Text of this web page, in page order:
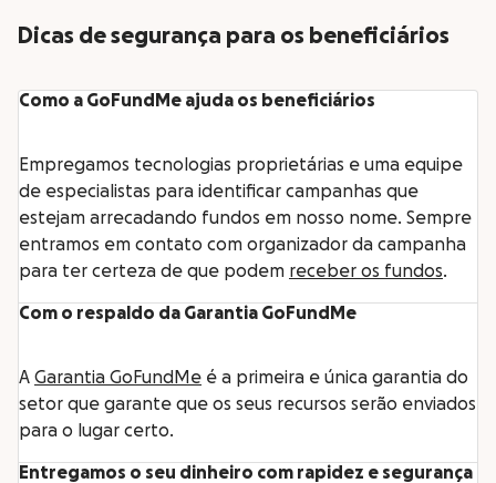
Dicas de segurança para os beneficiários
Como a GoFundMe ajuda os beneficiários
Empregamos tecnologias proprietárias e uma equipe
de especialistas para identificar campanhas que
estejam arrecadando fundos em nosso nome. Sempre
entramos em contato com organizador da campanha
para ter certeza de que podem receber os fundos.
Com o respaldo da Garantia GoFundMe
A Garantia GoFundMe é a primeira e única garantia do
setor que garante que os seus recursos serão enviados
para o lugar certo.
Entregamos o seu dinheiro com rapidez e segurança